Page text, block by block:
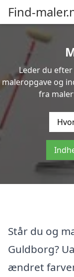
Find-
Leder du
maleropgave og
fra
Står du og
Guldborg?
ændret